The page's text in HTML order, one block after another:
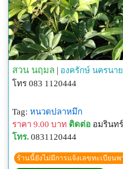
สวน นฤมล | องครักษ์ นครนา
โทร 083 1120444
Tag: หนวดปลาหมึก
ราคา 9.00 บาท ติดต่อ อมรินท
โทร. 0831120444
ร้านนี้ยังไม่มีการแจ้งเลขทะเบียน